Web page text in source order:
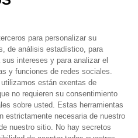
de mayor resistencia.
CÁMARA DE AIRE
necesitas saber la
la tengas, escoge la cámara
esté incluida en su rango de
el tipo de válvula que acepte tu
(gorda, comúnmente